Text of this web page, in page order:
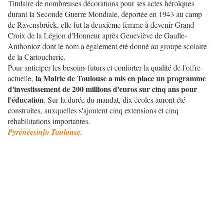
Titulaire de nombreuses décorations pour ses actes héroïques
durant la Seconde Guerre Mondiale, déportée en 1943 au camp
de Ravensbrück, elle fut la deuxième femme à devenir Grand-
Croix de la Légion d'Honneur après Geneviève de Gaulle-
Anthonioz dont le nom a également été donné au groupe scolaire
de la Cartoucherie.
Pour anticiper les besoins futurs et conforter la qualité de l'offre
actuelle, la Mairie de Toulouse a mis en place un programme
d'investissement de 200 millions d'euros sur cinq ans pour
l'éducation. Sur la durée du mandat, dix écoles auront été
construites, auxquelles s'ajoutent cinq extensions et cinq
réhabilitations importantes.
Pyrénéesinfo Toulouse.